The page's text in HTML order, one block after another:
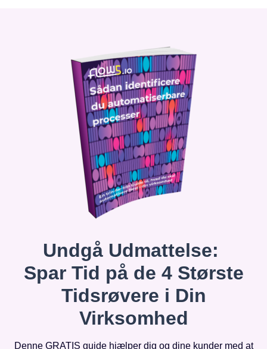
Undgå Udmattelse:
Spar Tid på de 4 Største
Tidsrøvere i Din
Virksomhed
Denne GRATIS guide hjælper dig og dine kunder med at